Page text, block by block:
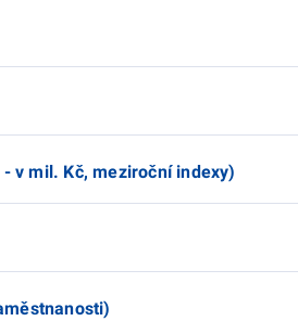
v mil. Kč, meziroční indexy)